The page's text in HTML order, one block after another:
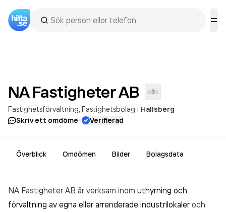
NA FastigheterAB
Fastighetsförvaltning Fastighetsbolag i Hallsberg
Skriv ett omdöme· Verifierad
Överblick Omdömen Bilder Bolagsdata
NA Fastigheter AB är verksam inom uthyrning och
förvaltning av egna eller arrenderade industrilokaleroch